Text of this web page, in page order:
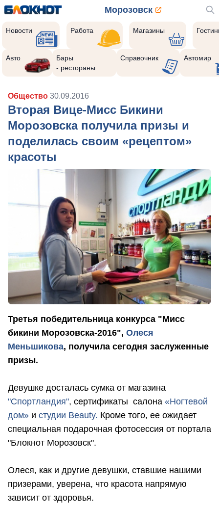
Морозовск
Новости Работа Магазины
Авто
Бары
- рестораны
Справочник Автомир
Общество 30.09.2016
Вторая Вице-Мисс Бикини
Морозовска получила призы и
поделилась своим «рецептом»
красоты
Третья победительница конкурса "Мисс
бикини Морозовска-2016", Олеся
Меньшикова, получила сегодня заслуженные
призы.
Девушке досталась сумка от магазина
"Спортландия", сертификаты салона «Ногтевой
дом» и студии Beauty. Кроме того, ее ожидает
специальная подарочная фотосессия от портала
"Блокнот Морозовск".
Олеся, как и другие девушки, ставшие нашими
призерами, уверена, что красота напрямую
зависит от здоровья.